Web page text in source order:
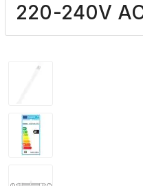
220-240V